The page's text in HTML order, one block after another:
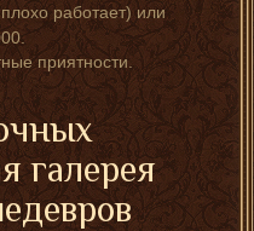
работает) или
приятности.
галерея